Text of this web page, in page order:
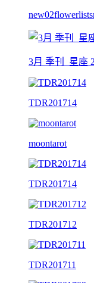
3月 季刊_星座 2
TDR201714
moontarot
TDR201714
TDR201712
TDR201711